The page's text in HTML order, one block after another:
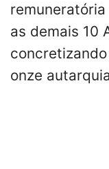
as demais 10
onze